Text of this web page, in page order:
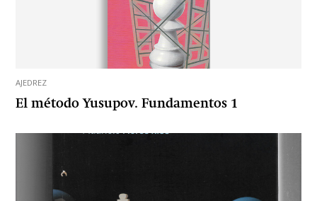
AJEDREZ
El método Yusupov. Fundamentos 1